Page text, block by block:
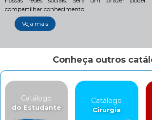
compartilhar conhecimento.
Veja mais
Conheça outros
Catálogo
do Estudante
Catálogo
Cirurgia